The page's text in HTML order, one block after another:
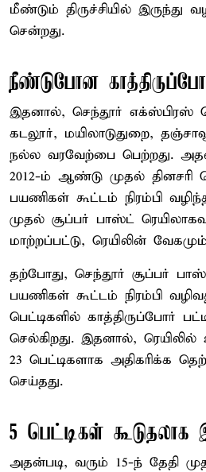
மீண்டும் திருச்சியில் இருந்து
சென்றது.
நீண்டுபோன
இதனால், செந்தூர் எக்ஸ்பிரஸ்
கடலூர், மயிலாடுதுறை,
நல்ல வரவேற்பை பெற்றது.
2012-ம் ஆண்டு முதல் தினசரி
பயணிகள் கூட்டம் நிரம்பி
முதல் சூப்பர் பாஸ்ட்
மாற்றப்பட்டு, ரெயிலின்
தற்போது, செந்தூர் சூப்பர்
பயணிகள் கூட்டம் நிரம்பி
பெட்டிகளில் காத்திருப்போர்
செல்கிறது. இதனால்,
23 பெட்டிகளாக அதிகரிக்க
செய்தது.
5 பெட்டிகள் கூடுதலாக
அதன்படி, வரும் 15-ந் தேதி